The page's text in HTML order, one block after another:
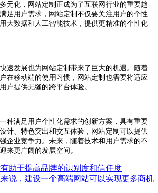
元化，网站定制正成为了互联网行业的重要趋
足用户需求，网站定制不仅要关注用户的个性
大数据和人工智能技术，提供更精准的个性化
速发展也为网站定制带来了巨大的机遇。随着
在移动端的使用习惯，网站定制也需要将适应
户提供无缝的跨平台体验。
种满足用户个性化需求的创新方案，具有重要
计、特色突出和交互体验，网站定制可以提供
企业竞争力。未来，随着技术和用户需求的不
来更广阔的发展空间。
助于提高品牌的识别度和信任度
说，建设一个高端网站可以实现更多商机